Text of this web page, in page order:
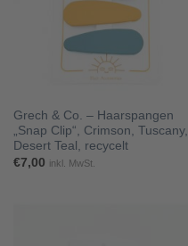
Grech & Co. – Haarspangen
„Snap Clip“, Crimson, Tuscany,
Desert Teal, recycelt
€7,00 inkl. MwSt.